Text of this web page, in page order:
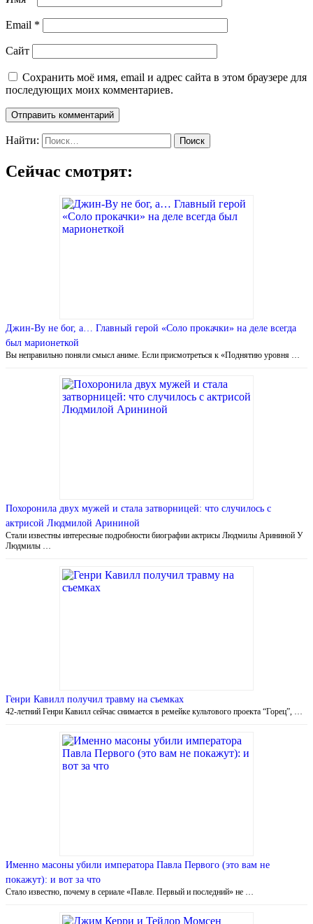
Email *
Сайт
Сохранить моё имя, email и адрес сайта в этом браузере для
последующих моих комментариев.
Найти:
Сейчас смотрят:
Джин-Ву не бог, а… Главный герой «Соло прокачки» на деле всегда
был марионеткой
Вы неправильно поняли смысл аниме. Если присмотреться к «Поднятию уровня …
Похоронила двух мужей и стала затворницей: что случилось с
актрисой Людмилой Арининой
Стали известны интересные подробности биографии актрисы Людмилы Арининой У
Людмилы …
Генри Кавилл получил травму на съемках
42-летний Генри Кавилл сейчас снимается в ремейке культового проекта “Горец”, …
Именно масоны убили императора Павла Первого (это вам не
покажут): и вот за что
Стало известно, почему в сериале «Павле. Первый и последний» не …